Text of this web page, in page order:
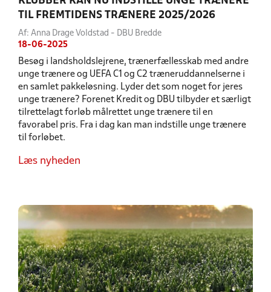
TIL FREMTIDENS TRÆNERE 2025/2026
Af: Anna Drage Voldstad - DBU Bredde
18-06-2025
Besøg i landsholdslejrene, trænerfællesskab med andre
unge trænere og UEFA C1 og C2 træneruddannelserne i
en samlet pakkeløsning. Lyder det som noget for jeres
unge trænere? Forenet Kredit og DBU tilbyder et særligt
tilrettelagt forløb målrettet unge trænere til en
favorabel pris. Fra i dag kan man indstille unge trænere
til forløbet.
Læs nyheden